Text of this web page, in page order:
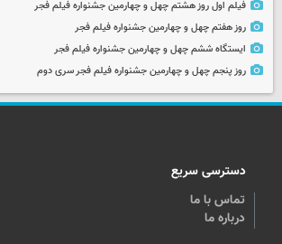
فیلم اول روز هشتم چهل و چهارمین جشنواره فیلم فجر
روز هفتم چهل و چهارمین جشنواره فیلم فجر
ایستگاه ششم چهل و چهارمین جشنواره فیلم فجر
روز پنجم چهل و چهارمین جشنواره فیلم فجر سری دوم
دسترسی سریع
تماس با ما
درباره ما